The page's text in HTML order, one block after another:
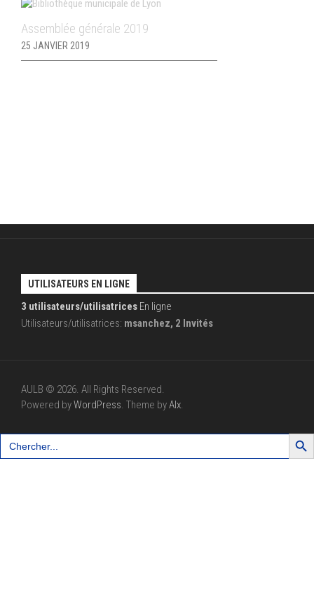
Assemblée générale 2019
25 JANVIER 2019
UTILISATEURS EN LIGNE
3 utilisateurs/utilisatrices En ligne
Utilisateurs/utilisatrices: msanchez, 2 Invités
AULB © 2026. All Rights Reserved.
Powered byWordPress. Theme byAlx.
Search
for:
Search Button